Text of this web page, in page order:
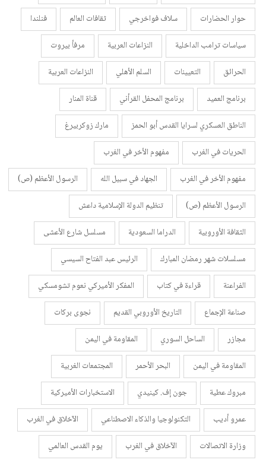
حوار الحضارات
سلاف فواخرجي ثقافات العالم
فنلندا
سياسات ترامب الداخلية
النزاعات العربية
مرفأ بيروت
الحرائق
التعيينات السلم الأهلي
النزاعات العربية
برنامج العميد
برنامج المحفل القرأني
قناة المنار
الناطق العسكري لسرايا القدس أبو الحمز
مارك زوكربيرغ
الحريات في الغرب
مفهوم الأخر في الغرب
مفهوم الأخر في الغرب
الجهاد في سبيل الله
الرسول الأعظم (ص)
الرسول الأعظم (ص)
تنظيم الدولة الإسلامية داعش
الثقافة الأوروبية
الدراما السعودية
مسلسل شارع الأعشى
مسلسلات شهر رمضان المبارك
الرئيس عبد الفتاح السيسي
الفراعنة
قراءة في كتاب
المفكر الأميركي نعوم تشومسكي
صناعة الإجماع
التاريخ الأوروبي القديم
نجوى بركات
مجازر
الساحل السوري
المقاومة في اليمن
المقاومة في اليمن
البحر الأحمر
المجتمعات الغربية
مبروك عطية
جون إف. كينيدي
الاستخبارات الأميركية
عمرو أديب
التكنولوجيا والذكاء الاصطناعي
الآخلاق في الغرب
وزارة الاتصالات
الآخلاق في الغرب
يوم القدس العالمي